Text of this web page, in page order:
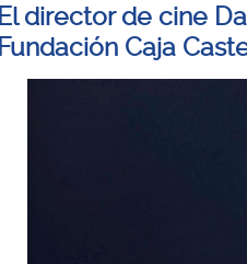
El director de cine
Fundación Caja